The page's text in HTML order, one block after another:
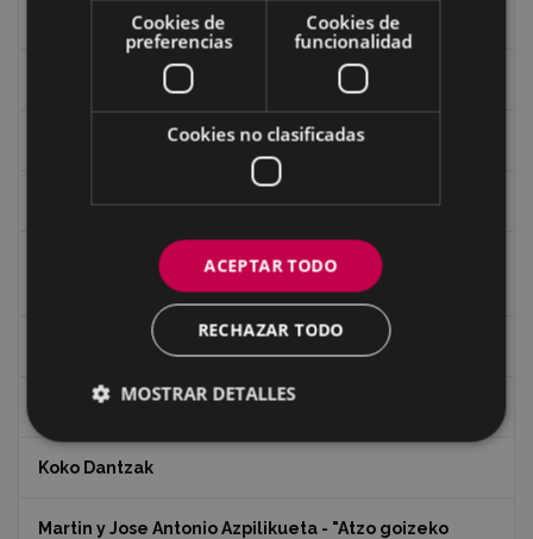
Iglesia de Azitain
Ignacio Zuloaga (1870-2020)
Ignacio Zuloaga, cuadros del autor en las tiendas de
Indalecio Ojanguren Diputación de Gipuzkoa
Juan Antonio Palacios HARRIA
Koko Dantzak
Martin y Jose Antonio Azpilikueta - "Atzo goizeko
Cookies de
preferencias
Cookies de
funcionalidad
Cookies no clasificadas
ACEPTAR TODO
RECHAZAR TODO
MOSTRAR DETALLES